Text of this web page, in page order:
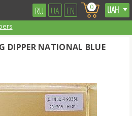
RU UA EN 0
DIPPER NATIONAL BLUE